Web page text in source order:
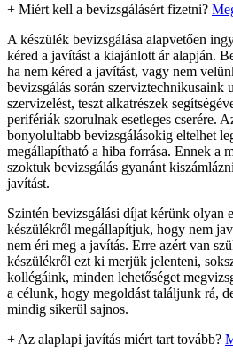
+ Miért kell a bevizsgálásért fizetni?
A készülék bevizsgálása alapvetően
kéred a javítást a kiajánlott ár alapján.
ha nem kéred a javítást, vagy nem
bevizsgálás során szerviztechnikusaink
szervizelést, teszt alkatrészek
perifériák szorulnak esetleges cserére.
bonyolultabb bevizsgálásokig eltelhet
megállapítható a hiba forrása. Ennek a
szoktuk bevizsgálás gyanánt
javítást.
Szintén bevizsgálási díjat kérünk olyan
készülékről megállapítjuk, hogy nem
nem éri meg a javítás. Erre azért van
készülékről ezt ki merjük jelenteni,
kollégáink, minden lehetőséget
a célunk, hogy megoldást találjunk rá,
mindig sikerül sajnos.
+ Az alaplapi javítás miért tart tovább?